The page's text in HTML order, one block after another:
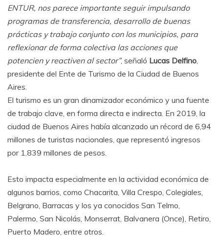
ENTUR, nos parece importante seguir impulsando
programas de transferencia, desarrollo de buenas
prácticas y trabajo conjunto con los municipios, para
reflexionar de forma colectiva las acciones que
potencien y reactiven al sector”, señaló Lucas Delfino
presidente del Ente de Turismo de la Ciudad de Buenos
Aires.
El turismo es un gran dinamizador económico y una fuente
de trabajo clave, en forma directa e indirecta. En 2019, la
ciudad de Buenos Aires había alcanzado un récord de 6,94
millones de turistas nacionales, que representó ingresos
por 1.839 millones de pesos.
Esto impacta especialmente en la actividad económica de
algunos barrios, como Chacarita, Villa Crespo, Colegiales,
Belgrano, Barracas y los ya conocidos San Telmo,
Palermo, San Nicolás, Monserrat, Balvanera (Once), Retiro,
Puerto Madero, entre otros.